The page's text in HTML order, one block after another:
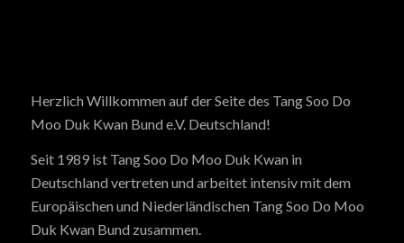
Herzlich Willkommen auf der Seite des Tang Soo Do
Moo Duk Kwan Bund e.V. Deutschland!
Seit 1989 ist Tang Soo Do Moo Duk Kwan in
Deutschland vertreten und arbeitet intensiv mit dem
Europäischen und Niederländischen Tang Soo Do Moo
Duk Kwan Bund zusammen.